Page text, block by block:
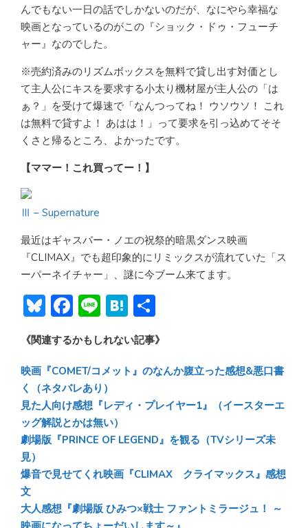
んでもない一日の話でしかないのだが、なにやら幸福な
映画となっているのがこの『ショック・ドゥ・フューチ
ャー』なのでした。
※売約済みのリズムボックスを無料で貸し出す対価とし
て主人公にキスを要求する小太り機材屋が主人公の「は
ぁ？」を受けて爆速で「なんつってね！ ウソウソ！ これ
は無料で貸すよ！ あはは！」って要求を引っ込めてそそ
くさと帰るところ、よかったです。
【ママー！これ買ってー！】
Ⅲ – Supernature
最近はギャスパー・ノエの祝祭的暗黒ダンス映画
『CLIMAX』でも超印象的にリミックスが流れていた「ス
ーパーネイチャー」、謎に今ブーム来てます。
Bl
u
e
sk
y
F
ac
e
b
o
ok
Li
n
e
H
at
e
n
有
《関連するかもしれない記事》
映画『COMET/コメット』のなんか腹立った感想&悪口書
く（ネタバレあり）
見た人向け感想『レディ・プレイヤー1』（イースターエ
ッグ解説とかは無い）
劇場版『PRINCE OF LEGEND』を観る（TVシリーズ未
見）
爆音で見せてくれ映画『CLIMAX クライマックス』感想
文
大人感想『劇場版 ひみつ×戦士 ファントミラージュ！ ～